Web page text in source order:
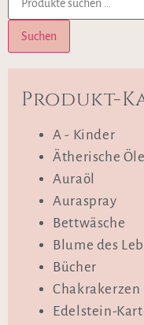
Suchen
Produkt-
A - Kinder
Ätherische Öle
Auraöl
Auraspray
Bettwäsche
Blume des
Bücher
Chakrakerzen
Edelstein-